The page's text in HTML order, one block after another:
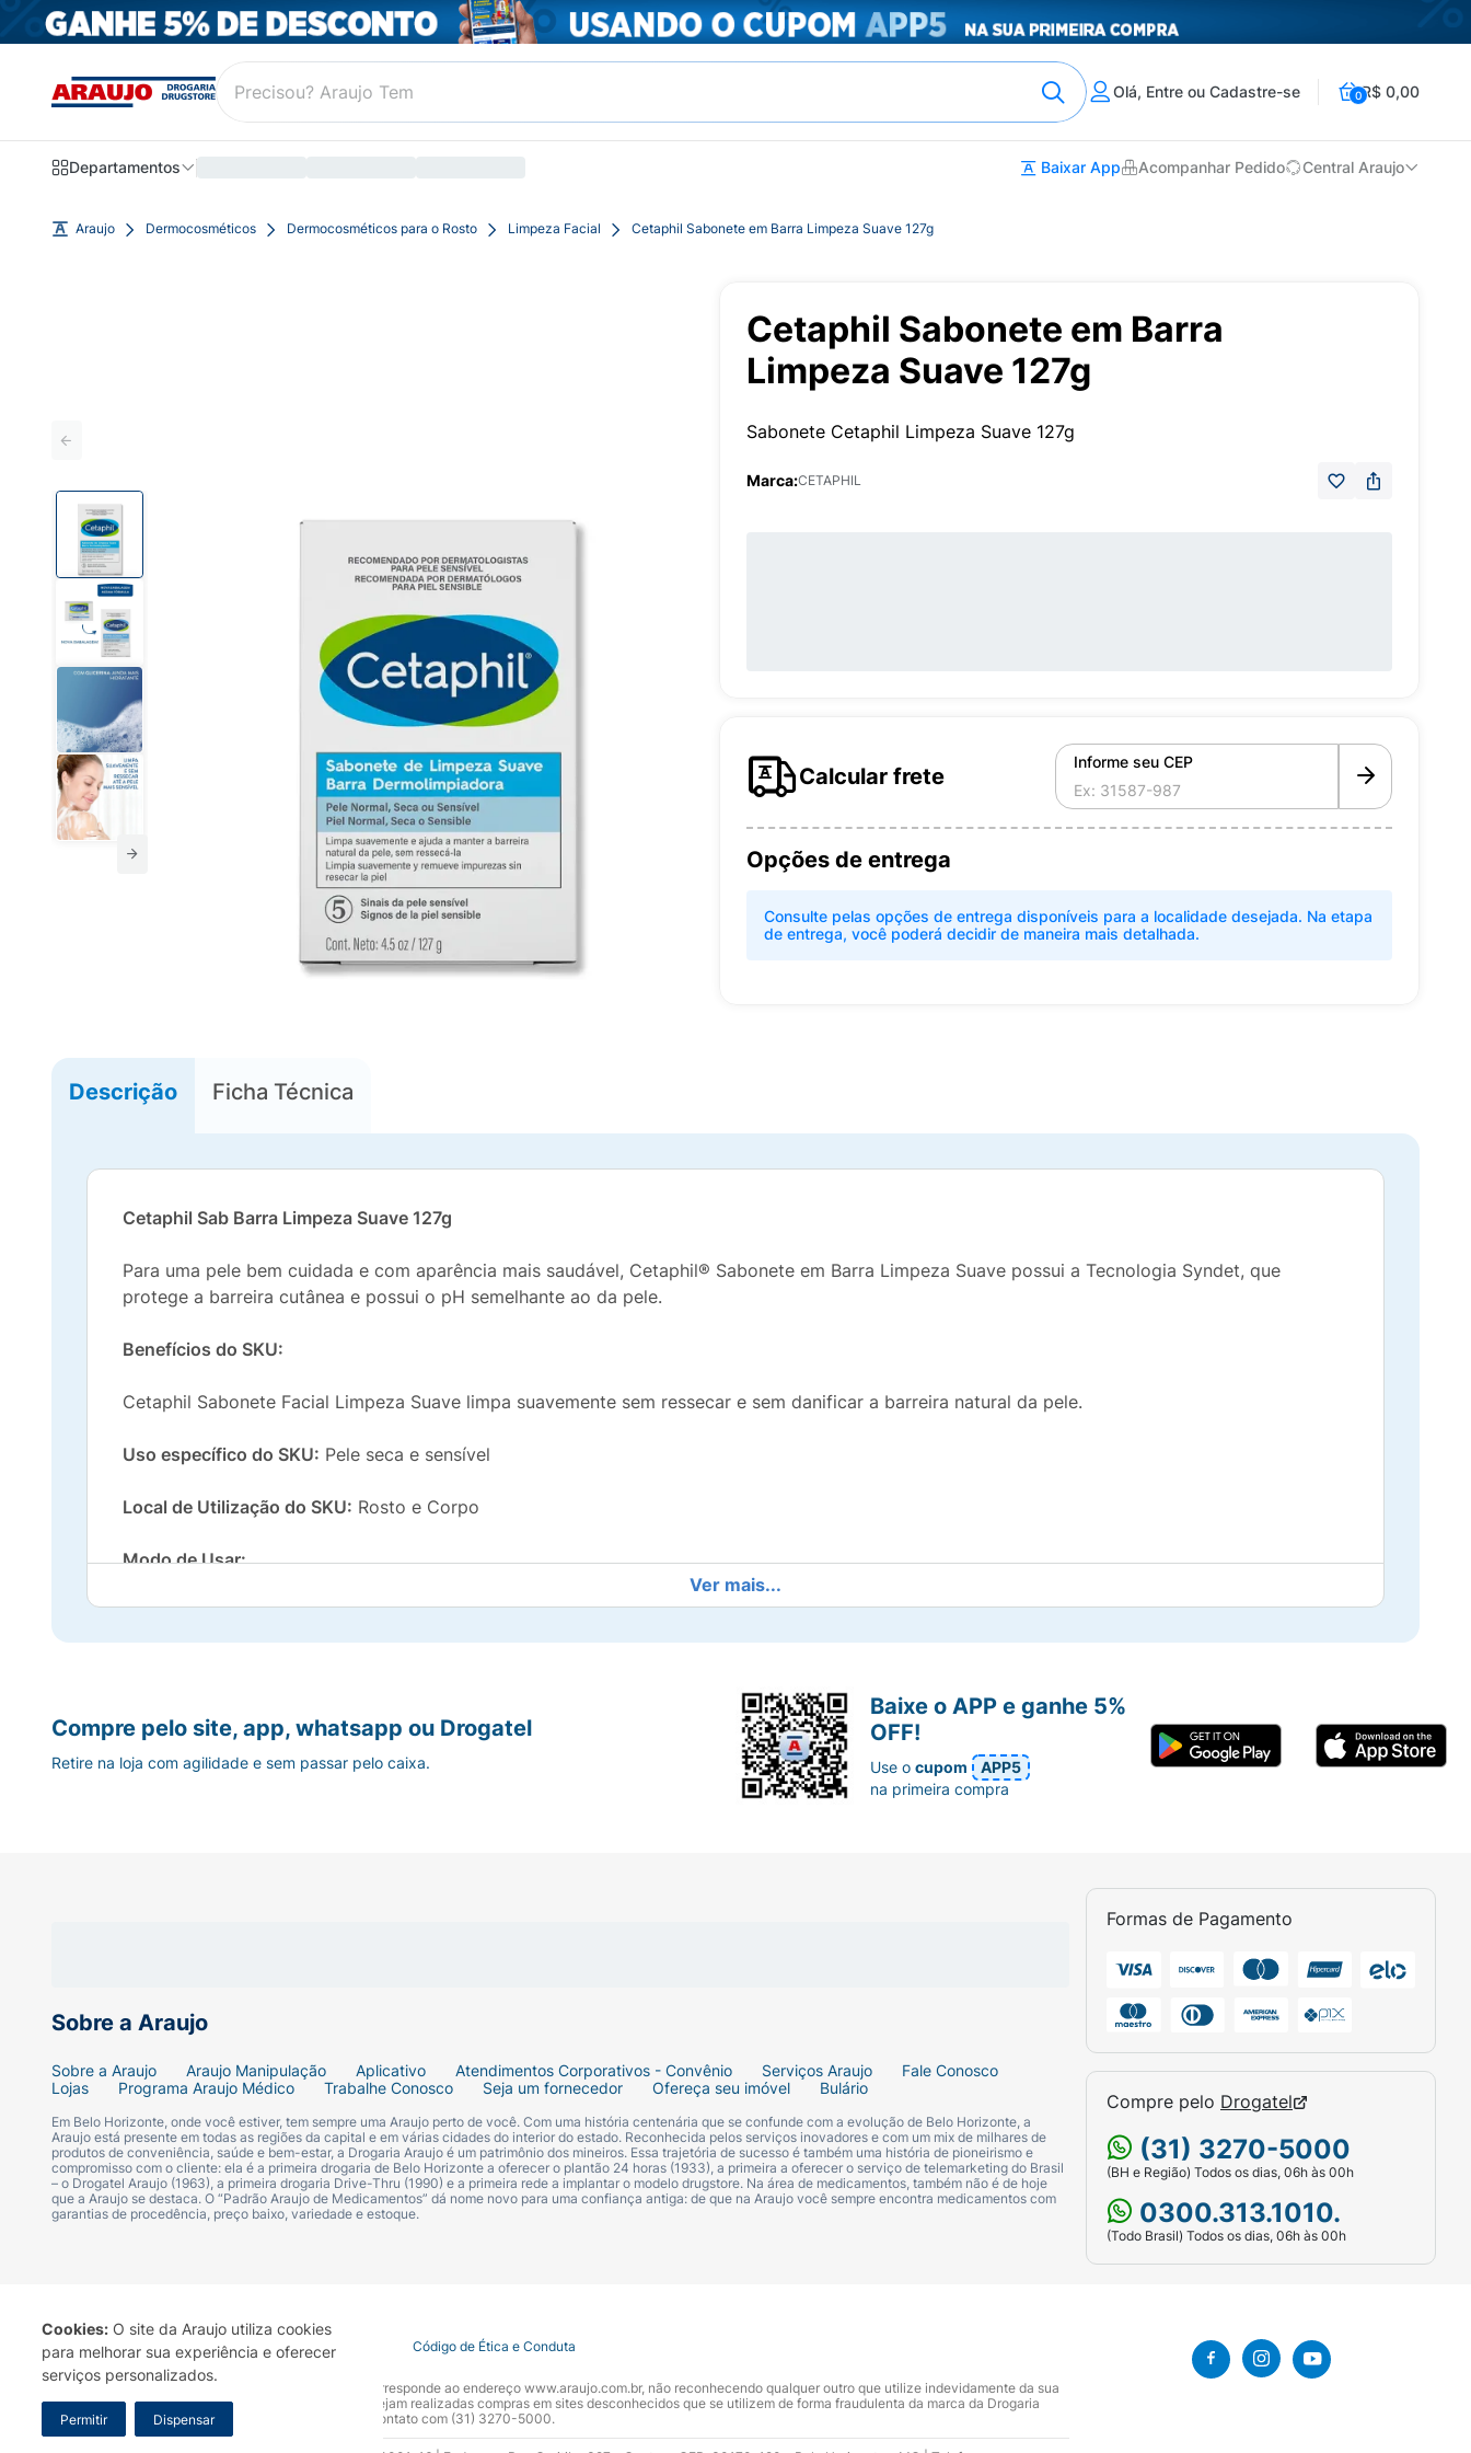
Cookies: O site da Araujo utiliza cookies
para melhorar sua experiência e oferecer
serviços personalizados.
Permitir Dispensar
Olá, Entre ou Cadastre-se 0R$ 0,00
Departamentos Baixar App Acompanhar Pedido Central Araujo
Araujo Dermocosméticos Dermocosméticos para o Rosto Limpeza Facial Cetaphil Sabonete em Barra Limpeza Suave 127g
Cetaphil Sabonete em Barra
Limpeza Suave 127g
Sabonete Cetaphil Limpeza Suave 127g
Marca:CETAPHIL
Calcular frete
Informe seu CEP
Opções de entrega
Consulte pelas opções de entrega disponíveis para a localidade desejada. Na etapa
de entrega, você poderá decidir de maneira mais detalhada.
Descrição Ficha Técnica
Cetaphil Sab Barra Limpeza Suave 127g
Para uma pele bem cuidada e com aparência mais saudável, Cetaphil® Sabonete em Barra Limpeza Suave possui a Tecnologia Syndet, que
protege a barreira cutânea e possui o pH semelhante ao da pele.
Benefícios do SKU:
Cetaphil Sabonete Facial Limpeza Suave limpa suavemente sem ressecar e sem danificar a barreira natural da pele.
Uso específico do SKU: Pele seca e sensível
Local de Utilização do SKU: Rosto e Corpo
Modo de Usar:
Aplique sobre a pele molhada e massageie gentilmente para remover as impurezas. Em seguida, enxágue.
acidental, procure atendimento médico. Conservar em temperatura ambiente e ao abrigo do sol. Uso externo.
Principais Características do SKU:
Linha: Higienização
Peso Líquido (Volume):
(Apresentação / Categoria) do SKU:Sabonete em barra
Ver mais...
Sobre a Araujo
Sobre a Araujo Araujo Manipulação Aplicativo Atendimentos Corporativos - Convênio Serviços Araujo
Fale Conosco
Lojas
Programa Araujo Médico Trabalhe Conosco Seja um fornecedor Ofereça seu imóvel Bulário
Em Belo Horizonte, onde você estiver, tem sempre uma Araujo perto de você. Com uma história centenária que se confunde com a evolução de Belo Horizonte, a
Araujo está presente em todas as regiões da capital e em várias cidades do interior do estado. Reconhecida pelos serviços inovadores e com um mix de milhares de
produtos de conveniência, saúde e bem-estar, a Drogaria Araujo é um patrimônio dos mineiros. Essa trajetória de sucesso é também uma história de pioneirismo e
compromisso com o cliente: ela é a primeira drogaria de Belo Horizonte a oferecer o plantão 24 horas (1933), a primeira a oferecer o serviço de telemarketing do Brasil
– o Drogatel Araujo (1963), a primeira drogaria Drive-Thru (1990) e a primeira rede a implantar o modelo drugstore. Na área de medicamentos, também não é de hoje
que a Araujo se destaca. O “Padrão Araujo de Medicamentos” dá nome novo para uma confiança antiga: de que na Araujo você sempre encontra medicamentos com
garantias de procedência, preço baixo, variedade e estoque.
Formas de Pagamento
Compre pelo Drogatel
(31) 3270-5000
(BH e Região) Todos os dias, 06h às 00h
0300.313.1010.
(Todo Brasil) Todos os dias, 06h às 00h
Compre pelo site, app, whatsapp ou Drogatel
Retire na loja com agilidade e sem passar pelo caixa.
Baixe o APP e ganhe 5%
OFF!
Use ocupom
APP5
na primeira compra
Termo de Uso Portal da Privacidade Covid-19 Código de Ética e Conduta
A Drogaria Araujo S/A informa que o seu site oficial corresponde ao endereço www.araujo.com.br, não reconhecendo qualquer outro que utilize indevidamente da sua
marca. Para sua segurança recomendamos que não sejam realizadas compras em sites desconhecidos que se utilizem de forma fraudulenta da marca da Drogaria
Araujo S.A. Em caso de dúvidas, gentileza entrar em contato com (31) 3270-5000.